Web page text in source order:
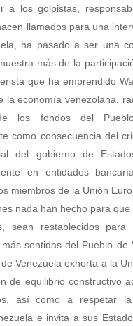
a los golpistas,
llamados para una
ha pasado a ser una
más de la
que ha emprendido
la economía venezolana,
los fondos del
como consecuencia del
del gobierno de
en entidades
miembros de la Unión
nada han hecho para
sean restablecidos para
sentidas del Pueblo de
Venezuela exhorta a la
de equilibrio constructivo
así como a respetar
e invita a sus